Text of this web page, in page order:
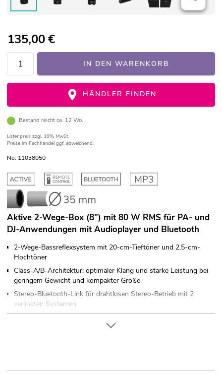
135,00€
IN DEN WARENKORB
HÄNDLER FINDEN
Bestand reicht ca. 12 Wo.
Listenpreis zzgl. 19% MwSt.
Preise im Fachhandel ggf. abweichend.
No. 11038050
Aktive 2-Wege-Box (8") mit 80 W RMS für PA- und
DJ-Anwendungen mit Audioplayer und Bluetooth
2-Wege-Bassreflexsystem mit 20-cm-Tieftöner und 2,5-cm-
Hochtöner
Class-A/B-Architektur: optimaler Klang und starke Leistung bei
geringem Gewicht und kompakter Größe
Stereo-Bluetooth-Link für drahtlosen Stereo-Betrieb mit 2
verlinkten Systemen
1 regelbarer Kombi-Eingang Mic/Line (XLR/Klinke)
Mixed-Ausgang zur Kopplung weiterer Aktivboxen